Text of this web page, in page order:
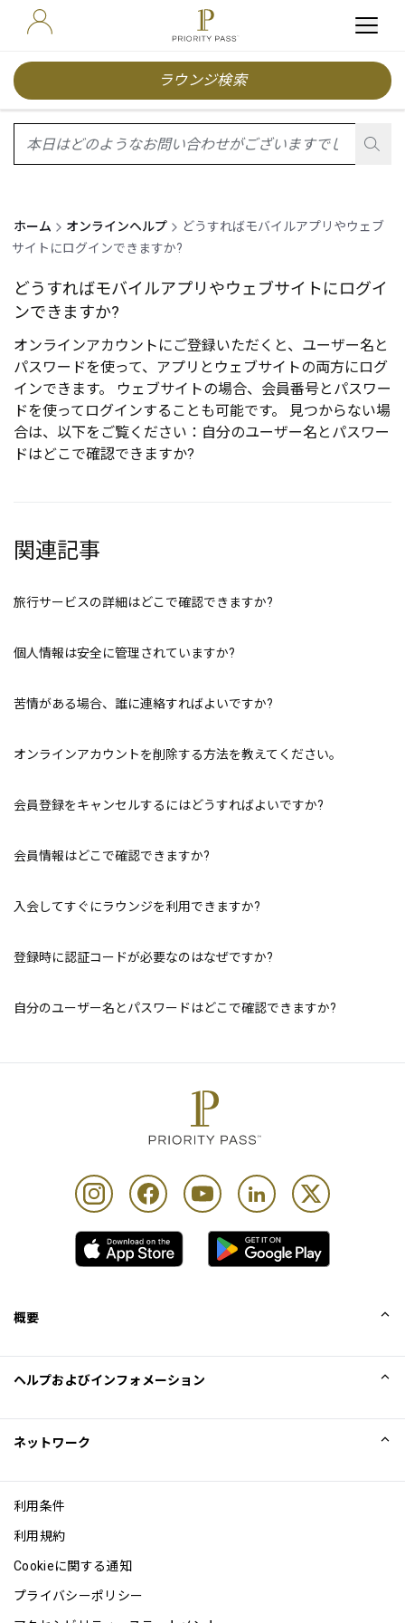
ラウンジ検索
ホーム オンラインヘルプ
どうすればモバイルアプリやウェブ
サイトにログインできますか?
どうすればモバイルアプリやウェブサイトにログイ
ンできますか?
オンラインアカウントにご登録いただくと、ユーザー名と
パスワードを使って、アプリとウェブサイトの両方にログ
インできます。 ウェブサイトの場合、会員番号とパスワー
ドを使ってログインすることも可能です。 見つからない場
合は、以下をご覧ください： 自分のユーザー名とパスワー
ドはどこで確認できますか?
関連記事
旅行サービスの詳細はどこで確認できますか?
個人情報は安全に管理されていますか?
苦情がある場合、誰に連絡すればよいですか?
オンラインアカウントを削除する方法を教えてください。
会員登録をキャンセルするにはどうすればよいですか?
会員情報はどこで確認できますか?
入会してすぐにラウンジを利用できますか?
登録時に認証コードが必要なのはなぜですか?
自分のユーザー名とパスワードはどこで確認できますか?
概要
Excellence Awards
ブログ
ヘルプおよびインフォメーション
ネットワーク
利用条件
利用規約
Cookieに関する通知
プライバシーポリシー